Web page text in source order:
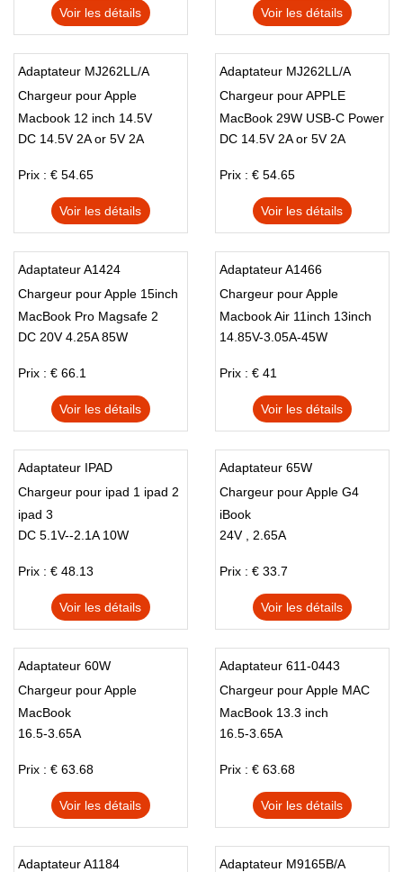
LENOVO
LI_SHIN
MEMOREXC
MICROSOFT
MOTOROLA
MSI
NETGEAR
NIKON
NINTENDO
NOKIA
OTHER
PANASONIC
PELOTON
PHILIPS
RESMED
SOUTH
SYSTEM
THUNDEROBOT
TIANBAO
TOPCON
TOSHIBA
TRIMBLE
TT
XPG
ZEBRA ZHONGWEI
Voir les détails Voir les détails
Adaptateur MJ262LL/A
Chargeur pour Apple
Macbook 12 inch 14.5V
DC 14.5V 2A or 5V 2A
Prix : € 54.65
Voir les détails
Adaptateur MJ262LL/A
Chargeur pour APPLE
MacBook 29W USB-C Power
DC 14.5V 2A or 5V 2A
Prix : € 54.65
Voir les détails
Adaptateur A1424
Chargeur pour Apple 15inch
MacBook Pro Magsafe 2
DC 20V 4.25A 85W
Prix : € 66.1
Voir les détails
Adaptateur A1466
Chargeur pour Apple
Macbook Air 11inch 13inch
45W 14.85V
14.85V-3.05A-45W
Prix : € 41
Voir les détails
Adaptateur IPAD
Chargeur pour ipad 1 ipad 2
ipad 3
DC 5.1V--2.1A 10W
Prix : € 48.13
Voir les détails
Adaptateur 65W
Chargeur pour Apple G4
iBook
24V , 2.65A
Prix : € 33.7
Voir les détails
Adaptateur 60W
Chargeur pour Apple
MacBook
16.5-3.65A
Prix : € 63.68
Voir les détails
Adaptateur 611-0443
Chargeur pour Apple MAC
MacBook 13.3 inch
(ALL)Series
16.5-3.65A
Prix : € 63.68
Voir les détails
Adaptateur A1184
Adaptateur M9165B/A